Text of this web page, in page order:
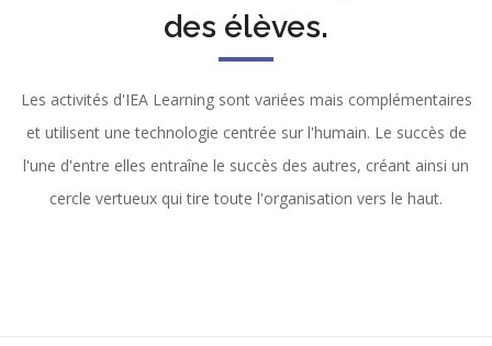
des élèves.
Les activités d'IEA Learning sont variées mais complémentaires
et utilisent une technologie centrée sur l'humain. Le succès de
l'une d'entre elles entraîne le succès des autres, créant ainsi un
cercle vertueux qui tire toute l'organisation vers le haut.